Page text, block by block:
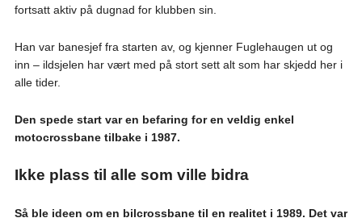
fortsatt aktiv på dugnad for klubben sin.
Han var banesjef fra starten av, og kjenner Fuglehaugen ut og
inn – ildsjelen har vært med på stort sett alt som har skjedd her i
alle tider.
Den spede start var en befaring for en veldig enkel
motocrossbane tilbake i 1987.
Ikke plass til alle som ville bidra
Så ble ideen om en bilcrossbane til en realitet i 1989. Det var